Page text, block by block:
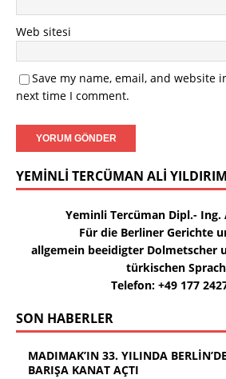
Web sitesi
Save my name, email, and website
next time I comment.
YEMINLI TERCÜMAN ALI YILDIRIM
Yeminli Tercüman Dipl.- Ing.
Für die Berliner Gerichte
allgemein beeidigter Dolmetscher
türkischen
Telefon: +49 177
SON HABERLER
MADIMAK’IN 33. YILINDA
BARIŞA KANAT AÇTI